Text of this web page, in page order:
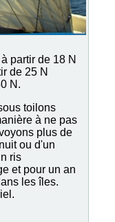
partir de 18 N
de 25 N
N.
toilons
à ne pas
plus de
ou d'un
ris
et pour un an
les îles.